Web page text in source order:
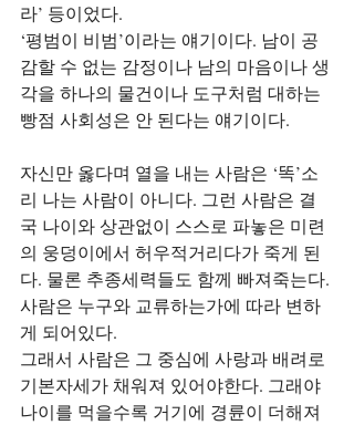
라’ 등이었다.
‘평범이 비범’이라는 얘기이다. 남이 공
감할 수 없는 감정이나 남의 마음이나 생
각을 하나의 물건이나 도구처럼 대하는
빵점 사회성은 안 된다는 얘기이다.
자신만 옳다며 열을 내는 사람은 ‘똑’소
리 나는 사람이 아니다. 그런 사람은 결
국 나이와 상관없이 스스로 파놓은 미련
의 웅덩이에서 허우적거리다가 죽게 된
다. 물론 추종세력들도 함께 빠져죽는다.
사람은 누구와 교류하는가에 따라 변하
게 되어있다.
그래서 사람은 그 중심에 사랑과 배려로
기본자세가 채워져 있어야한다. 그래야
나이를 먹을수록 거기에 경륜이 더해져